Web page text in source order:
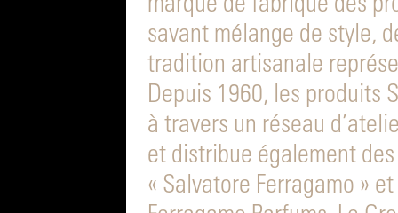
marque de fabrique des
savant mélange de style,
tradition artisanale
Depuis 1960, les produits
à travers un réseau
et distribue également
« Salvatore Ferragamo »